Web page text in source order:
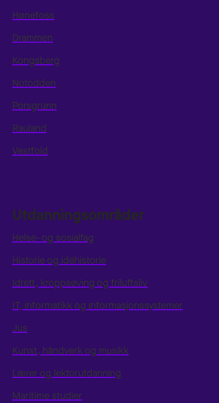
Hønefoss
Drammen
Kongsberg
Notodden
Porsgrunn
Rauland
Vestfold
Utdanningsområder
Helse- og sosialfag
Historie og idéhistorie
Idrett, kroppsøving og friluftsliv
IT, informatikk og informasjonssystemer
Jus
Kunst, håndverk og musikk
Lærer og lektorutdanning
Maritime studier